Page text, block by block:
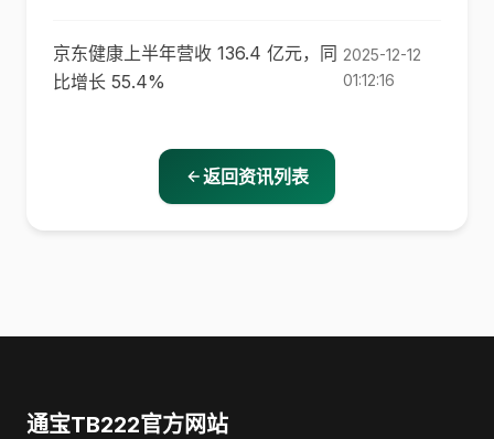
京东健康上半年营收 136.4 亿元，同
比增长 55.4%
2025-12-12
01:12:16
返回资讯列表
通宝TB222官方网站